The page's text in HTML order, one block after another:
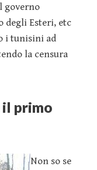
governo
degli Esteri, etc
i tunisini ad
la censura
il primo
Non so se